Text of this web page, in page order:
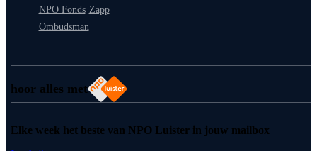
hoor alles met
NPO Fonds
Ombudsman
Zapp
Elke week het beste van NPO Luister in jouw mailbox